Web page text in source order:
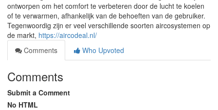
ontworpen om het comfort te verbeteren door de lucht te koelen
of te verwarmen, afhankelijk van de behoeften van de gebruiker.
Tegenwoordig zijn er veel verschillende soorten aircosystemen op
de markt, https://aircodeal.nl/
Comments
Who Upvoted
Comments
Submit a Comment
No HTML